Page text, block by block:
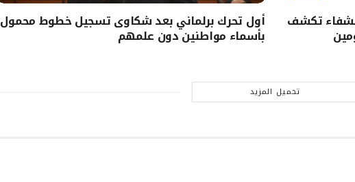
تكشف أول تحرك برلماني بعد شكاوى تسجيل خطوط محمول
بأسماء مواطنين دون علمهم
تحميل المزيد